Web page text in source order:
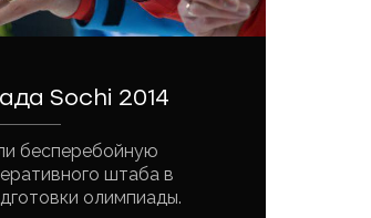
Sochi 2014
бесперебойную
штаба в
олимпиады.